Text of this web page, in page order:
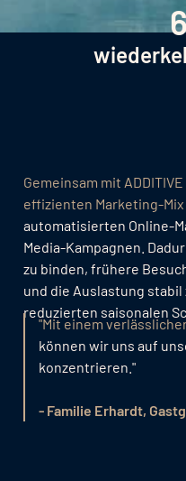
Gemeinsam mit
effizienten Marketing-Mix
automatisierten Online-
Media-Kampagnen.
zu binden, frühere
und die Auslastung
reduzierten saisonalen
"Mit einem
können wir uns auf
konzentrieren."
- Familie Erhardt,